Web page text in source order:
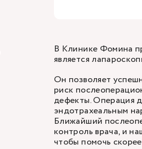
В Клинике Фомина
является
Он позволяет
риск
дефекты. Операция
эндотрахеальным
Ближайший
контроль врача, и
чтобы помочь